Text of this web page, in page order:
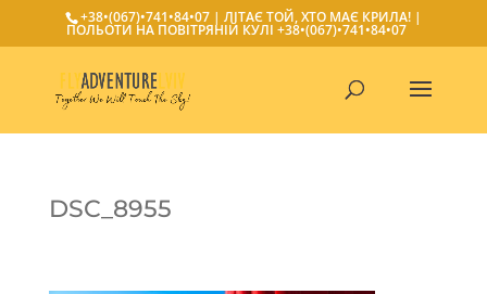
+38•(067)•741•84•07| ЛІТАЄ ТОЙ, ХТО МАЄ КРИЛА! |
ПОЛЬОТИ НА ПОВІТРЯНІЙ КУЛІ +38•(067)•741•84•07
DSC_8955